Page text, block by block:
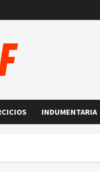
INDUMENTARIA